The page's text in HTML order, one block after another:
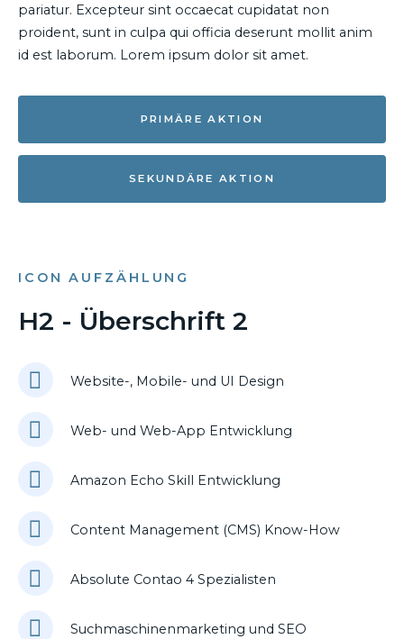
pariatur. Excepteur sint occaecat cupidatat non
proident, sunt in culpa qui officia deserunt mollit anim
id est laborum. Lorem ipsum dolor sit amet.
PRIMÄRE AKTION
SEKUNDÄRE AKTION
ICON AUFZÄHLUNG
H2 - Überschrift 2
Website-, Mobile- und UI Design
Web- und Web-App Entwicklung
Amazon Echo Skill Entwicklung
Content Management (CMS) Know-How
Absolute Contao 4 Spezialisten
Suchmaschinenmarketing und SEO